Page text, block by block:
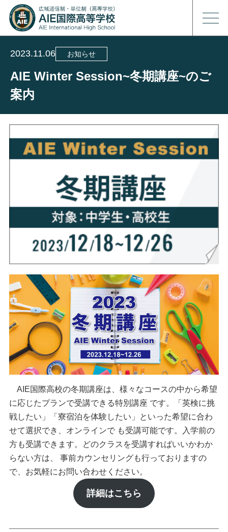
2023.11.06 お知らせ
AIE Winter Session~冬期講座~のご
案内
AIE国際高校の冬期講座は、様々なコースの中から希望
に応じたプランで受講できる特別講座 です。「英検に挑
戦したい」「寮宿泊を体験したい」といった希望に合わ
せて選択でき、オンラインで も受講可能です。入学前の
方も受講できます。どのクラスを受講すればいいかわか
らない方は、 事前カウンセリングも行っておりますの
で、お気軽にお問い合わせください。
詳細はこちら